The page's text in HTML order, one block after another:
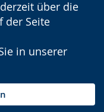
über die
der Seite
in unserer